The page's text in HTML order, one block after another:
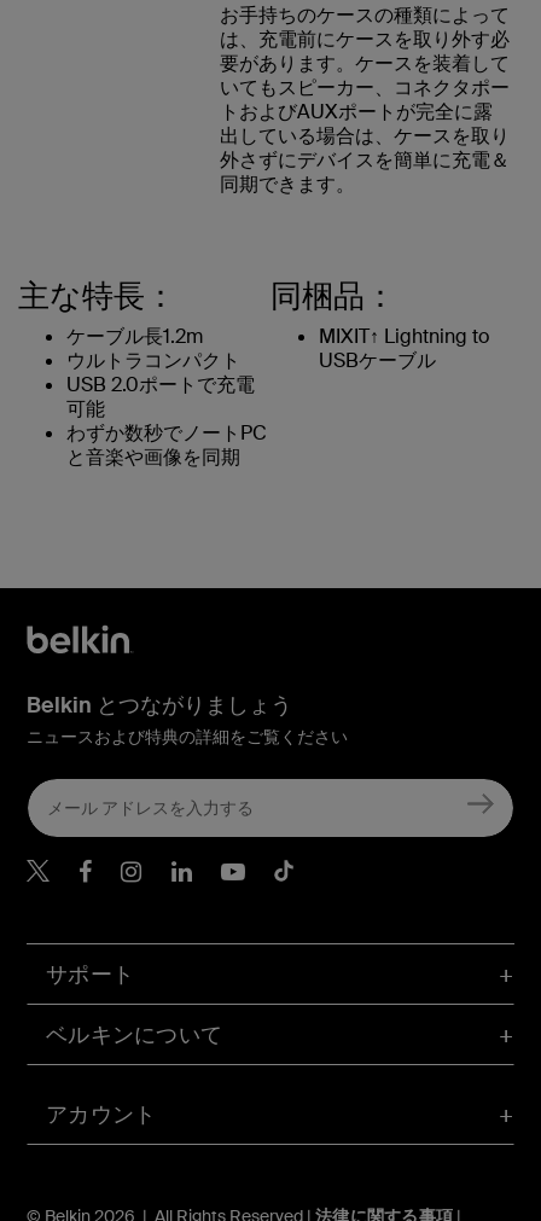
お手持ちのケースの種類によって
は、充電前にケースを取り外す必
要があります。ケースを装着して
いてもスピーカー、コネクタポー
トおよびAUXポートが完全に露
出している場合は、ケースを取り
外さずにデバイスを簡単に充電＆
同期できます。
主な特長：
ケーブル長1.2m
ウルトラコンパクト
USB 2.0ポートで充電
可能
わずか数秒でノートPC
と音楽や画像を同期
同梱品：
MIXIT↑ Lightning to
USBケーブル
アカウント
サポート
ベルキンについて
© Belkin 2026 | All Rights Reserved | 法律に関する事項 |
Belkin とつながりましょう
ニュースおよび特典の詳細をご覧ください
Belkin Twitter
Belkin Facebook
Belkin Instagram
Belkin LinkedIn
Belkin Youtube
Belkin TikTok